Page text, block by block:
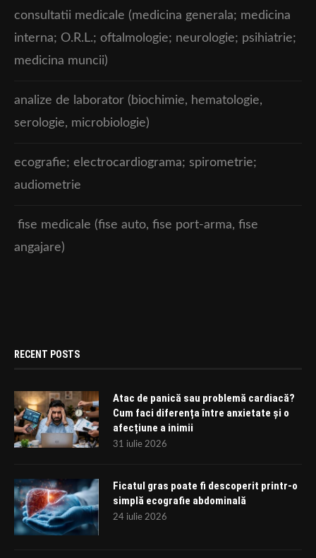
consultatii medicale (medicina generala; medicina
interna; O.R.L.; oftalmologie; neurologie; psihiatrie;
medicina muncii)
analize de laborator (biochimie, hematologie,
serologie, microbiologie)
ecografie; electrocardiograma; spirometrie;
audiometrie
fise medicale (fise auto, fise port-arma, fise
angajare)
RECENT POSTS
Atac de panică sau problemă cardiacă?
Cum faci diferența între anxietate și o
afecțiune a inimii
31 iulie 2026
Ficatul gras poate fi descoperit printr-o
simplă ecografie abdominală
24 iulie 2026